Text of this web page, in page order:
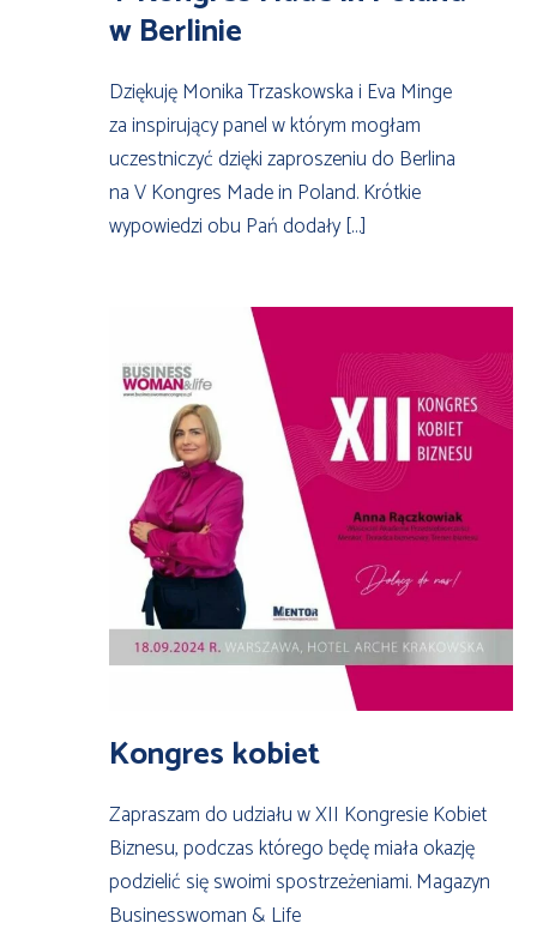
w Berlinie
Dziękuję Monika Trzaskowska i Eva Minge
za inspirujący panel w którym mogłam
uczestniczyć dzięki zaproszeniu do Berlina
na V Kongres Made in Poland. Krótkie
wypowiedzi obu Pań dodały […]
Kongres kobiet
Zapraszam do udziału w XII Kongresie Kobiet
Biznesu, podczas którego będę miała okazję
podzielić się swoimi spostrzeżeniami. Magazyn
Businesswoman & Life